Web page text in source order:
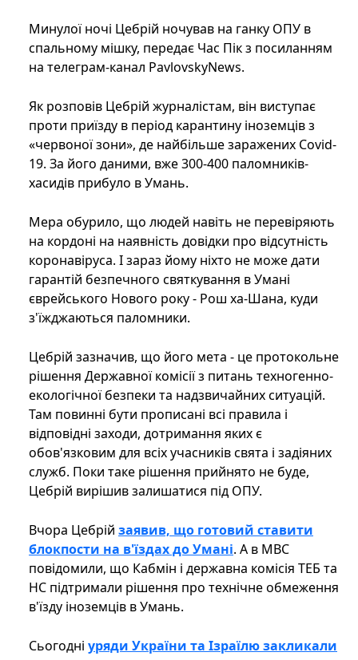
Минулої ночі Цебрій ночував на ганку ОПУ в
спальному мішку, передає Час Пік з посиланням
на телеграм-канал PavlovskyNews.
Як розповів Цебрій журналістам, він виступає
проти приїзду в період карантину іноземців з
«червоної зони», де найбільше заражених Covid-
19. За його даними, вже 300-400 паломників-
хасидів прибуло в Умань.
Мера обурило, що людей навіть не перевіряють
на кордоні на наявність довідки про відсутність
коронавіруса. І зараз йому ніхто не може дати
гарантій безпечного святкування в Умані
єврейського Нового року - Рош ха-Шана, куди
з'їжджаються паломники.
Цебрій зазначив, що його мета - це протокольне
рішення Державної комісії з питань техногенно-
екологічної безпеки та надзвичайних ситуацій.
Там повинні бути прописані всі правила і
відповідні заходи, дотримання яких є
обов'язковим для всіх учасників свята і задіяних
служб. Поки таке рішення прийнято не буде,
Цебрій вирішив залишатися під ОПУ.
Вчора Цебрій заявив, що готовий ставити
блокпости на в'їздах до Умані. А в МВС
повідомили, що Кабмін і державна комісія ТЕБ та
НС підтримали рішення про технічне обмеження
в'їзду іноземців в Умань.
Сьогодні уряди України та Ізраїлю закликали